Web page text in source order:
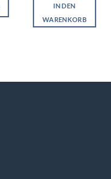
IN DEN
WARENKORB